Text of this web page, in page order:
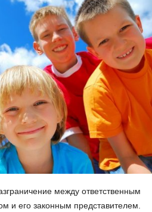
между ответственным
и его законным представителем.